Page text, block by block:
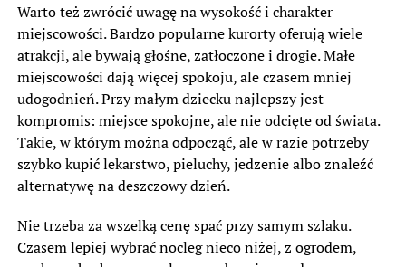
Warto też zwrócić uwagę na wysokość i charakter
miejscowości. Bardzo popularne kurorty oferują wiele
atrakcji, ale bywają głośne, zatłoczone i drogie. Małe
miejscowości dają więcej spokoju, ale czasem mniej
udogodnień. Przy małym dziecku najlepszy jest
kompromis: miejsce spokojne, ale nie odcięte od świata.
Takie, w którym można odpocząć, ale w razie potrzeby
szybko kupić lekarstwo, pieluchy, jedzenie albo znaleźć
alternatywę na deszczowy dzień.
Nie trzeba za wszelką cenę spać przy samym szlaku.
Czasem lepiej wybrać nocleg nieco niżej, z ogrodem,